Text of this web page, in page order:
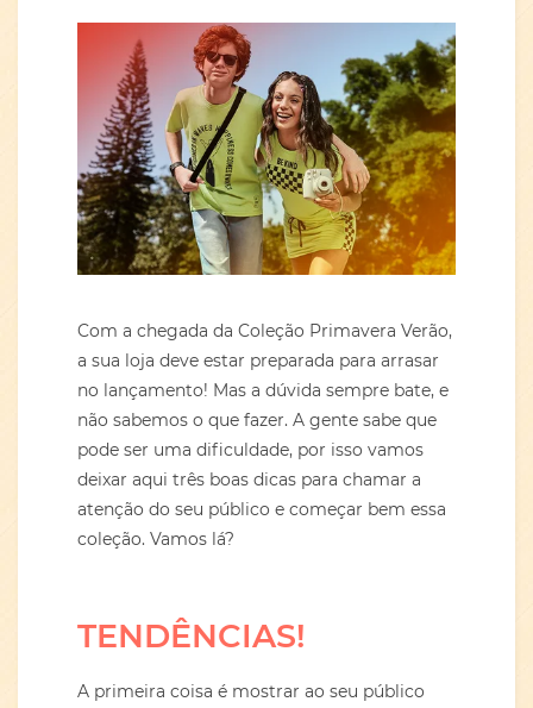
Com a chegada da Coleção Primavera Verão,
a sua loja deve estar preparada para arrasar
no lançamento! Mas a dúvida sempre bate, e
não sabemos o que fazer. A gente sabe que
pode ser uma dificuldade, por isso vamos
deixar aqui três boas dicas para chamar a
atenção do seu público e começar bem essa
coleção. Vamos lá?
TENDÊNCIAS!
A primeira coisa é mostrar ao seu público